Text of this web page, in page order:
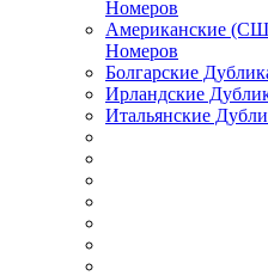
Номеров
Американские
Номеров
Болгарские
Ирландские
Итальянские